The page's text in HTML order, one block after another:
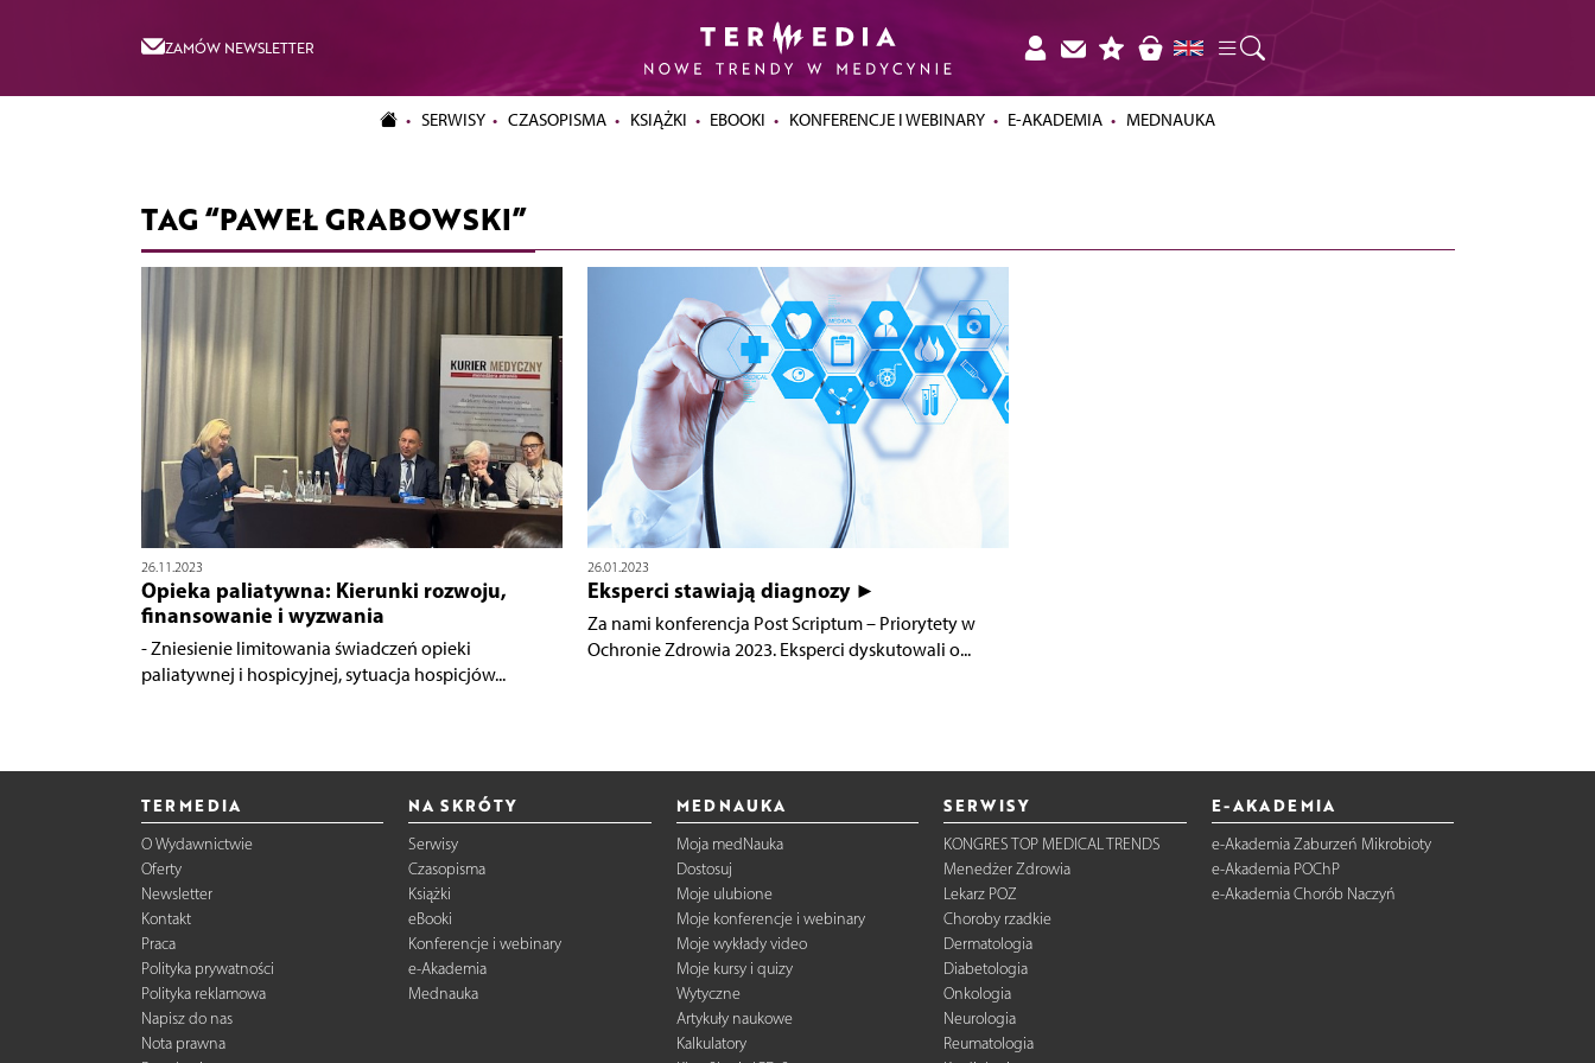
ZAMÓW NEWSLETTER
SERWISY CZASOPISMA KSIĄŻKI EBOOKI KONFERENCJE I WEBINARY E-AKADEMIA MEDNAUKA
TAG “PAWEŁ GRABOWSKI”
26.11.2023
Opieka paliatywna: Kierunki rozwoju,
finansowanie i wyzwania
- Zniesienie limitowania świadczeń opieki
paliatywnej i hospicyjnej, sytuacja hospicjów...
26.01.2023
Eksperci stawiają diagnozy ►
Za nami konferencja Post Scriptum – Priorytety w
Ochronie Zdrowia 2023. Eksperci dyskutowali o...
TERMEDIA
O Wydawnictwie
Oferty
Newsletter
Kontakt
Praca
Polityka prywatności
Polityka reklamowa
Napisz do nas
Nota prawna
NA SKRÓTY
Serwisy
Czasopisma
Książki
eBooki
Konferencje i webinary
e-Akademia
Mednauka
MEDNAUKA
Moja medNauka
Dostosuj
Moje ulubione
Moje konferencje i webinary
Moje wykłady video
Moje kursy i quizy
Wytyczne
Artykuły naukowe
Kalkulatory
SERWISY
KONGRES TOP MEDICAL TRENDS
Menedżer Zdrowia
Lekarz POZ
Choroby rzadkie
Dermatologia
Diabetologia
Onkologia
Neurologia
Reumatologia
E-AKADEMIA
e-Akademia Zaburzeń Mikrobioty
e-Akademia POChP
e-Akademia Chorób Naczyń